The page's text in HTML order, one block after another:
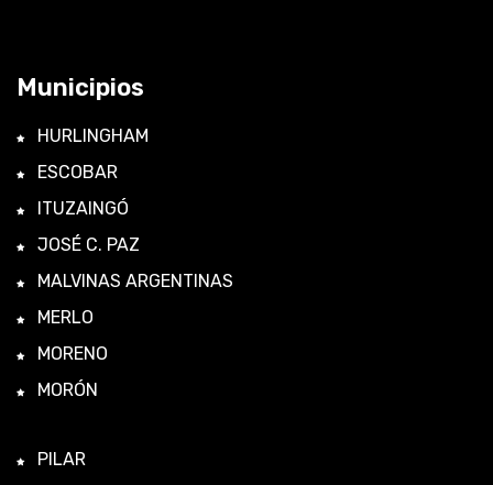
Municipios
HURLINGHAM
ESCOBAR
ITUZAINGÓ
JOSÉ C. PAZ
MALVINAS ARGENTINAS
MERLO
MORENO
MORÓN
PILAR